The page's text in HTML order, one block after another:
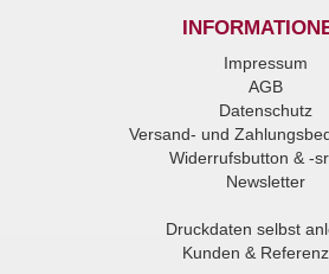
Impressum
AGB
Datenschutz
Versand- und
Widerrufsbutton & -
Newsletter
Druckdaten selbst
Kunden &